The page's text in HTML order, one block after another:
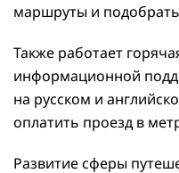
маршруты и подобрать
Также работает
информационной
на русском и
оплатить проезд в
Развитие сферы